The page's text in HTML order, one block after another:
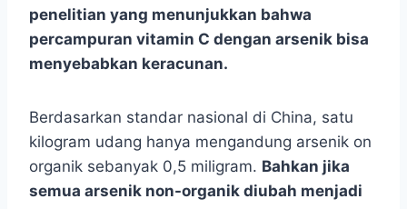
penelitian yang menunjukkan bahwa
percampuran vitamin C dengan arsenik bisa
menyebabkan keracunan.
Berdasarkan standar nasional di China, satu
kilogram udang hanya mengandung arsenik on
organik sebanyak 0,5 miligram. Bahkan jika
semua arsenik non-organik diubah menjadi